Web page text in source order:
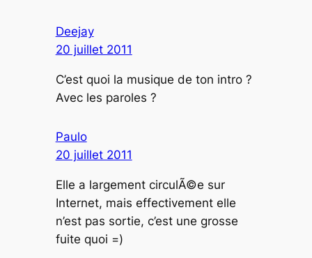
Deejay
20 juillet 2011
C’est quoi la musique de ton intro ?
Avec les paroles ?
Paulo
20 juillet 2011
Elle a largement circulÃ©e sur
Internet, mais effectivement elle
n’est pas sortie, c’est une grosse
fuite quoi =)